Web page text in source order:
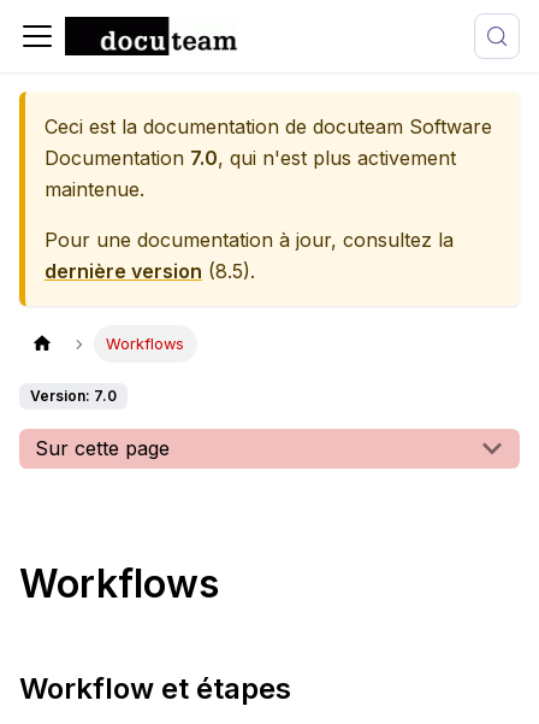
Ceci est la documentation de docuteam Software
Documentation 7.0, qui n'est plus activement
maintenue.
Pour une documentation à jour, consultez la
dernière version (8.5).
Workflows
Version: 7.0
Sur cette page
Workflows
Workflow et étapes